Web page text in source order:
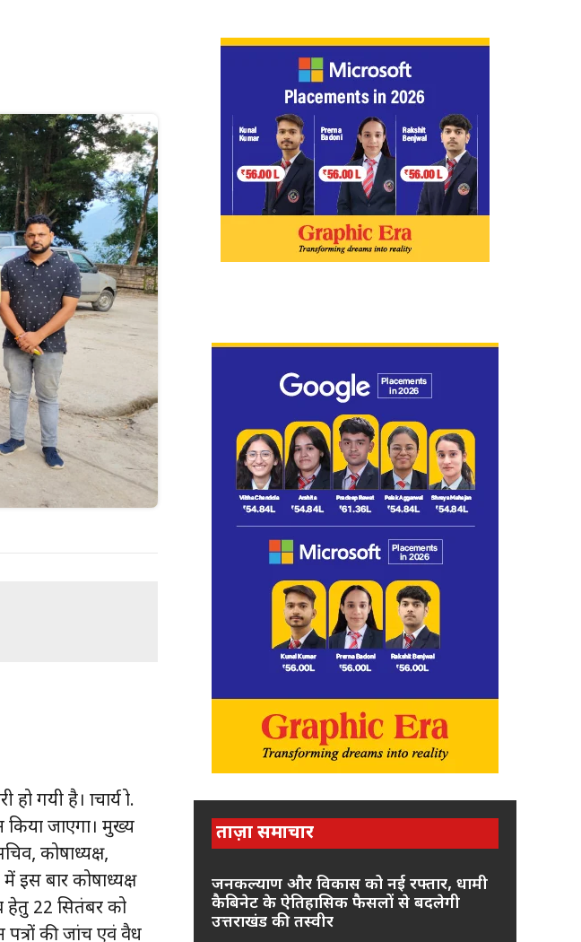
है। प्राचार्य प्रो.
किया जाएगा। मुख्य
कोषाध्यक्ष,
में इस बार कोषाध्यक्ष
हेतु 22 सितंबर को
की जांच एवं वैध
ताज़ा समाचार
जनकल्याण और विकास को नई रफ्तार, धामी
कैबिनेट के ऐतिहासिक फैसलों से बदलेगी
उत्तराखंड की तस्वीर